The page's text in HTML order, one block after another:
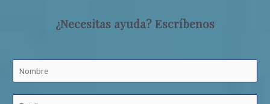
¿Necesitas ayuda? Escríbenos